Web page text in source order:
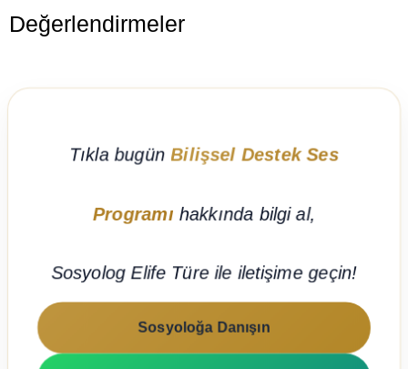
Değerlendirmeler
Tıkla bugün Bilişsel Destek Ses
Programı hakkında bilgi al,
Sosyolog Elife Türe ile iletişime geçin!
Sosyoloğa Danışın